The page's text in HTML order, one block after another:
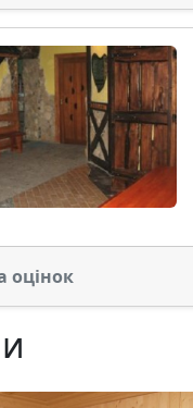
оцінок